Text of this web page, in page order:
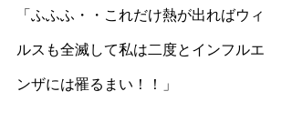
「ふふふ・・これだけ熱が出ればウィ
ルスも全滅して私は二度とインフルエ
ンザには罹るまい！！」